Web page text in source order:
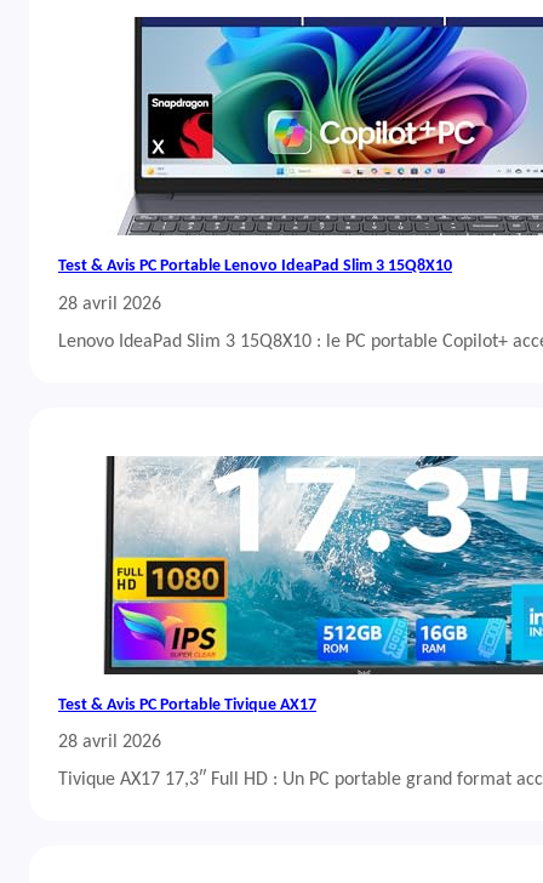
Test & Avis PC Portable Lenovo IdeaPad Slim 3 15Q8X10
28 avril 2026
Lenovo IdeaPad Slim 3 15Q8X10 : le PC portable Copilot+
Test & Avis PC Portable Tivique AX17
28 avril 2026
Tivique AX17 17,3″ Full HD : Un PC portable grand format